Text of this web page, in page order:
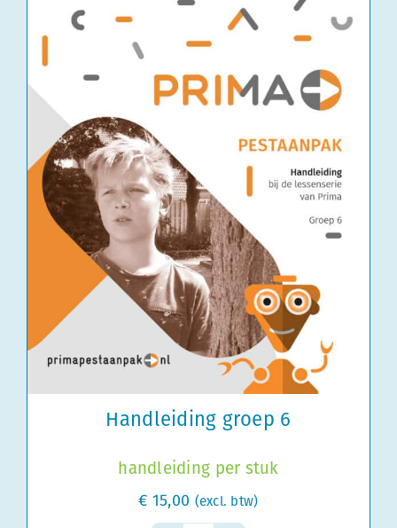
Handleiding groep 6
handleiding per stuk
€ 15,00 (excl. btw)